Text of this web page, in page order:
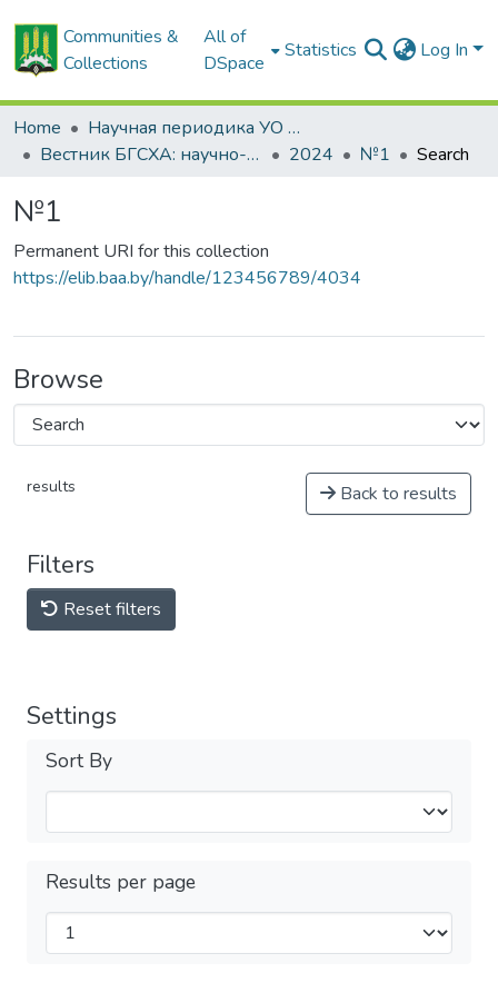
Communities &
Collections
All of
DSpace
Statistics Log In
Home
Научная периодика УО БГСХА
Вестник БГСХА: научно-методический журнал Белорусской государственной сельскохозяйственной академии
2024 №1 Search
№1
Permanent URI for this collection
https://elib.baa.by/handle/123456789/4034
Browse
results Back to results
Filters
Reset filters
Settings
Sort By
Results per page